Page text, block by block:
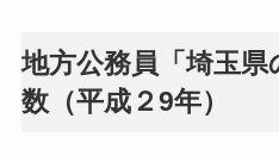
地方公務員「埼玉
数（平成２9年）